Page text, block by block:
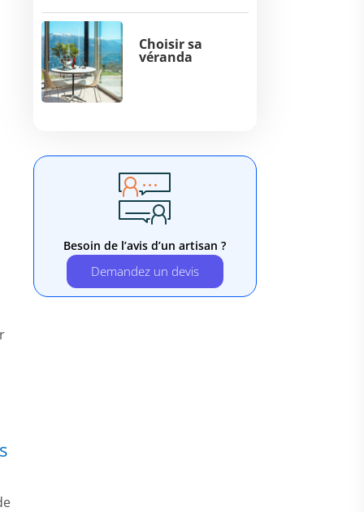
Choisir sa
véranda
Besoin de l’avis d’un artisan ?
Demandez un devis